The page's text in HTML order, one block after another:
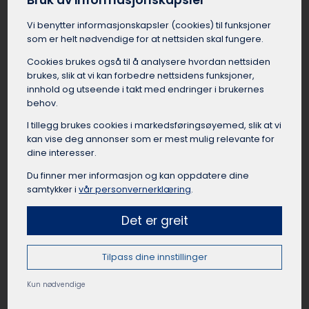
Østensjø som gruppe til leirskolestedet.
Busselskapet på Østensjø kan bistå med å finne
en egnet buss med god plass til bagasje, og en
dyktig sjåfør som har kjørt mange leirskoleturer
før. Med en leiebuss er reisen til leirskolen fra
Østensjø en komfortabel og sosial start på
oppholdet.
Leie buss til lag og foreninger Østensjø
Idrettslag, foreninger, klubber og organisasjoner
på Østensjø har mange anledninger til å leie
buss. Det kan være lettere å leie buss på
Østensjø når de skal til kamper, cuper,
samlinger, events, turer eller andre aktiviteter. Å
reise sammen fra Østensjø som lag eller
forening skaper samhold og lagånd, samtidig
Vi benytter informasjons­kapsler (cookies) til funksjoner
som er helt nødvendige for at nettsiden skal fungere.
Cookies brukes også til å analysere hvordan nettsiden
brukes, slik at vi kan forbedre nettsidens funksjoner,
innhold og utseende i takt med endringer i brukernes
behov.
I tillegg brukes cookies i markedsførings­øyemed, slik at vi
kan vise deg annonser som er mest mulig relevante for
dine interesser.
Du finner mer informasjon og kan oppdatere dine
samtykker ivår personvernerklæring.
Det er greit
Tilpass dine innstillinger
Kun nødvendige